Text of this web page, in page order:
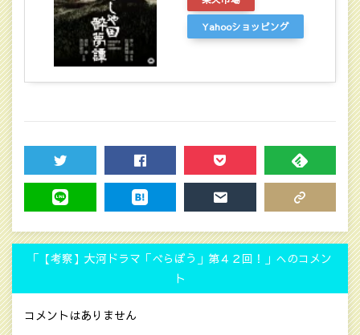
Yahooショッピング
TWEET SHARE POCKET FEEDLY
「【考察】大河ドラマ「べらぼう」第４２回！‎」へのコメン
ト
コメントはありません